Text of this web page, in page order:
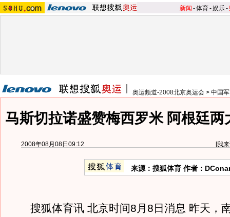
新闻 -体育-娱乐-
奥运频道-2008北京奥运会 > 中国
马斯切拉诺盛赞梅西罗米 阿根廷两
2008年08月08日09:12 [我
来源：搜狐体育 作者：
搜狐体育讯 北京时间8月8日消息 昨天，